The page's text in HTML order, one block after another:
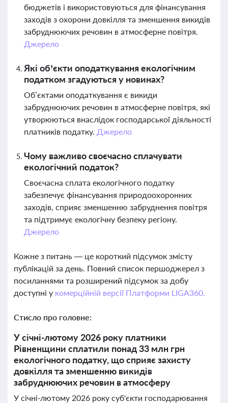
бюджетів і використовуються для фінансування
заходів з охорони довкілля та зменшення викидів
забруднюючих речовин в атмосферне повітря.
Джерело
Які об’єкти оподаткування екологічним
податком згадуються у новинах?
Об’єктами оподаткування є викиди
забруднюючих речовин в атмосферне повітря, які
утворюються внаслідок господарської діяльності
платників податку. Джерело
Чому важливо своєчасно сплачувати
екологічний податок?
Своєчасна сплата екологічного податку
забезпечує фінансування природоохоронних
заходів, сприяє зменшенню забруднення повітря
та підтримує екологічну безпеку регіону.
Джерело
Кожне з питань — це короткий підсумок змісту
публікацій за день. Повний список першоджерел з
посиланнями та розширений підсумок за добу
доступні у комерційній версії Платформи LIGA360.
Стисло про головне:
У січні-лютому 2026 року платники
Рівненщини сплатили понад 33 млн грн
екологічного податку, що сприяє захисту
довкілля та зменшенню викидів
забруднюючих речовин в атмосферу
У січні-лютому 2026 року суб'єкти господарювання